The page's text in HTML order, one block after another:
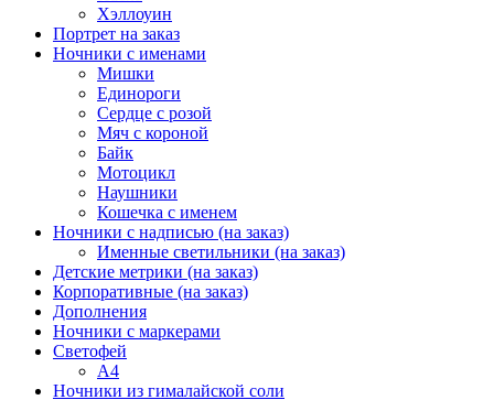
Хэллоуин
Портрет на заказ
Ночники с именами
Мишки
Единороги
Сердце с розой
Мяч с короной
Байк
Мотоцикл
Наушники
Кошечка с именем
Ночники с надписью (на заказ)
Именные светильники (на заказ)
Детские метрики (на заказ)
Корпоративные (на заказ)
Дополнения
Ночники с маркерами
Светофей
А4
Ночники из гималайской соли